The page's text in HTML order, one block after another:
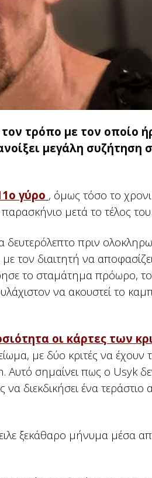
τρόπο με τον οποίο
μεγάλη συζήτηση
γύρο , όμως τόσο το
μετά το τέλος
πριν
τον διαιτητή να
το σταμάτημα πρόωρο,
να ακουστεί το
οι κάρτες των
με δύο κριτές να έχουν
σημαίνει πως ο Usyk
διεκδικήσει ένα τεράστιο
ξεκάθαρο μήνυμα μέσα